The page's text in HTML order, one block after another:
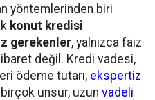
yöntemlerinden biri
konut kredisi
gerekenler, yalnızca faiz
ibaret değil. Kredi vadesi,
ödeme tutarı, ekspertiz
unsur, uzun vadeli